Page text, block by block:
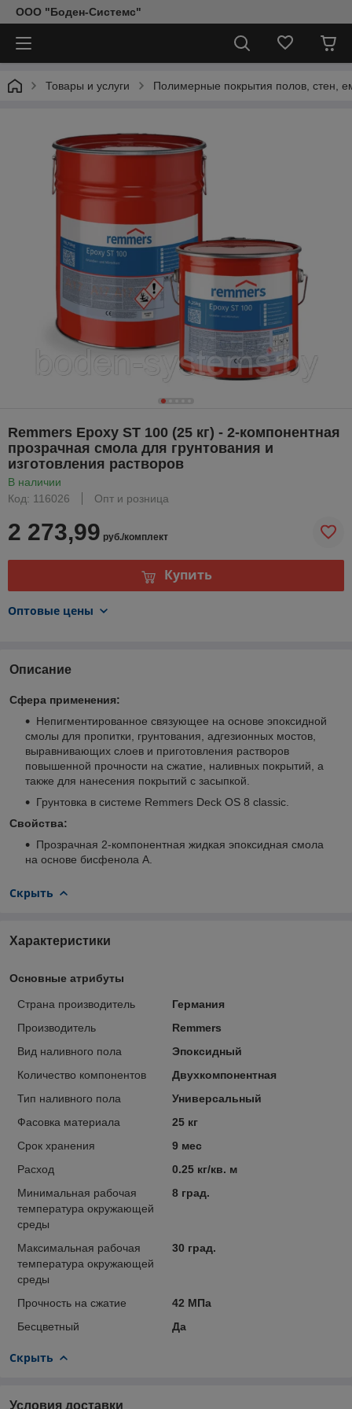
ООО "Боден-Системс"
Товары и услуги Полимерные покрытия полов, стен,
Remmers Epoxy ST 100 (25 кг) - 2-компонентная
прозрачная смола для грунтования и
изготовления растворов
В наличии
Код: 116026
Опт и розница
2 273,99 руб./комплект
Купить
Оптовые цены
Описание
Сфера применения:
Непигментированное cвязующее на основе эпоксидной
смолы для пропитки, грунтования, адгезионных мостов,
выравнивающих слоев и приготовления растворов
повышенной прочности на сжатие, наливных покрытий, а
также для нанесения покрытий с засыпкой.
Грунтовка в системе Remmers Deck OS 8 classic.
Свойства:
Прозрачная 2-компонентная жидкая эпоксидная смола
на основе бисфенола А.
Скрыть
Характеристики
Основные атрибуты
Страна производитель
Германия
Производитель
Remmers
Вид наливного пола
Эпоксидный
Количество компонентов
Двухкомпонентная
Тип наливного пола
Универсальный
Фасовка материала
25 кг
Срок хранения
9 мес
Расход
0.25 кг/кв. м
Минимальная рабочая
температура окружающей
среды
8 град.
Максимальная рабочая
температура окружающей
среды
30 град.
Прочность на сжатие
42 МПа
Беcцветный
Да
Скрыть
Условия доставки